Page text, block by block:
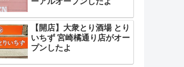
【開店】大衆とり酒場 とり
いちず 宮崎橘通り店がオー
プンしたよ